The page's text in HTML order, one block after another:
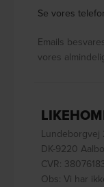
Se vores
Emails
vores
Lundeborgvej
DK-9220
CVR:
Obs: Vi har